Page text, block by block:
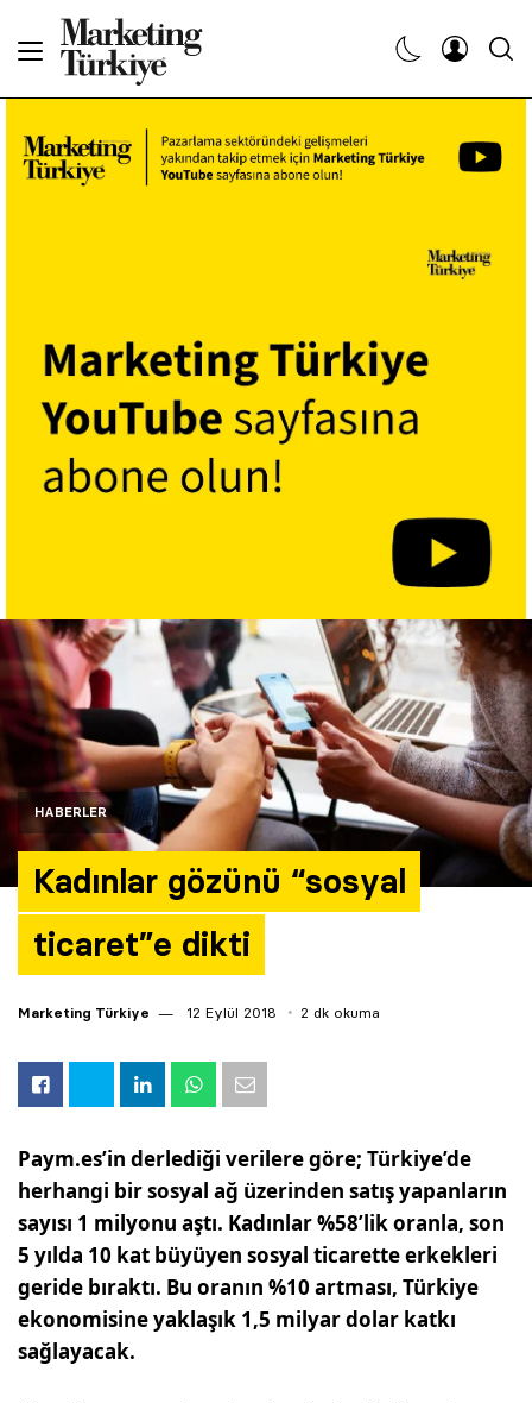
HABERLER
Kadınlar gözünü “sosyal
ticaret”e dikti
Marketing Türkiye 12 Eylül 2018 2 dk okuma
Paym.es’in derlediği verilere göre; Türkiye’de
herhangi bir sosyal ağ üzerinden satış yapanların
sayısı 1 milyonu aştı. Kadınlar %58’lik oranla, son
5 yılda 10 kat büyüyen sosyal ticarette erkekleri
geride bıraktı. Bu oranın %10 artması, Türkiye
ekonomisine yaklaşık 1,5 milyar dolar katkı
sağlayacak.
Haberler
Etkinlikler
Söyleşiler
Kariyer
Araştırma